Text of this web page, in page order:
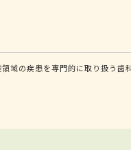
域の疾患を専門的に取り扱う歯